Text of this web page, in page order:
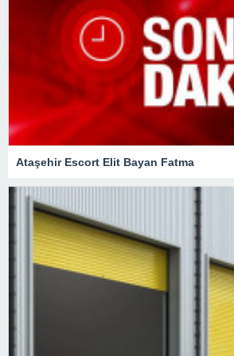
Ataşehir Escort Elit Bayan Fatma